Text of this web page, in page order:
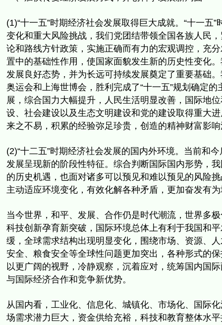
(1)“十一五”时期经济社会发展取得巨大成就。“十一五”
变化和重大风险挑战， 我们党团结带领全国各族人民，
论和路线方针政策，实施正确而有力的宏观调控， 充
置中的基础性作用， 使国家面貌发生新的历史性变化。
发展良好态势， 并为长远可持续发展奠定了重要基础。
奥运会和上海世博会，胜利完成了“十一五”规划确定的
展，综合国力大幅提升，人民生活明显改善， 国际地
设、社会建设以及生态文明建设和党的建设取得重大
来之不易， 积累的经验弥足珍贵，创造的精神财富影
(2)“十二五”时期经济社会发展的国内外环境。 当前和
发展呈现新的阶段性特征。综合判断国际国内形势，
的历史机遇， 也面对诸多可以预见和难以预见的风险
主动适应环境变化，有效化解各种矛盾， 更加奋发有
当今世界，和平、发展、合作仍是时代潮流，世界多
科技创新孕育新突破，国际环境总体上有利于我国和
缓， 全球需求结构出现明显变化，围绕市场、资源、
安全、 粮食安全等全球性问题更加突出，各种形式的
以更广阔的视野， 冷静观察，沉着应对，统筹国内国
与国际经济合作和竞争新优势。
从国内看，工业化、信息化、城镇化、市场化、国际
场需求潜力巨大， 资金供给充裕，科技和教育整体水